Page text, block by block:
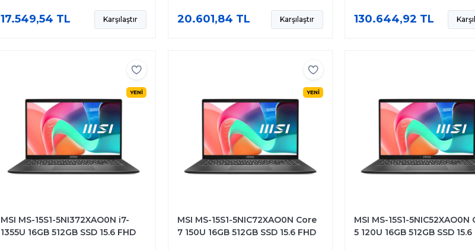
17.549,54 TL Karşılaştır 20.601,84 TL Karşılaştır 130.644,92 TL
YENİ
MSI MS-15S1-5NI372XAO0N i7-
1355U 16GB 512GB SSD 15.6 FHD
YENİ
MSI MS-15S1-5NIC72XAO0N Core
7 150U 16GB 512GB SSD 15.6 FHD
MSI MS-15S1-5NIC52XAO0N
5 120U 16GB 512GB SSD 15.6